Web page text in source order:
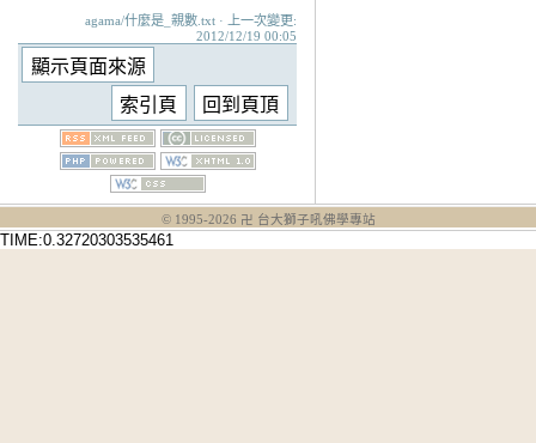
agama/什麼是_親數.txt · 上一次變更:
2012/12/19 00:05
© 1995-2026 卍 台大獅子吼佛學專站
TIME:0.32720303535461